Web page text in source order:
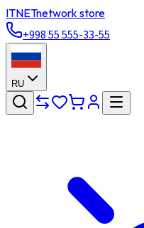
ITNETnetwork store
+998 55 555-33-55
RU